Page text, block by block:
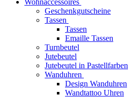
Wohnaccessoires
Geschenkgutscheine
Tassen
Tassen
Emaille Tassen
Turnbeutel
Jutebeutel
Jutebeutel in Pastellfarben
Wanduhren
Design Wanduhren
Wandtattoo Uhren